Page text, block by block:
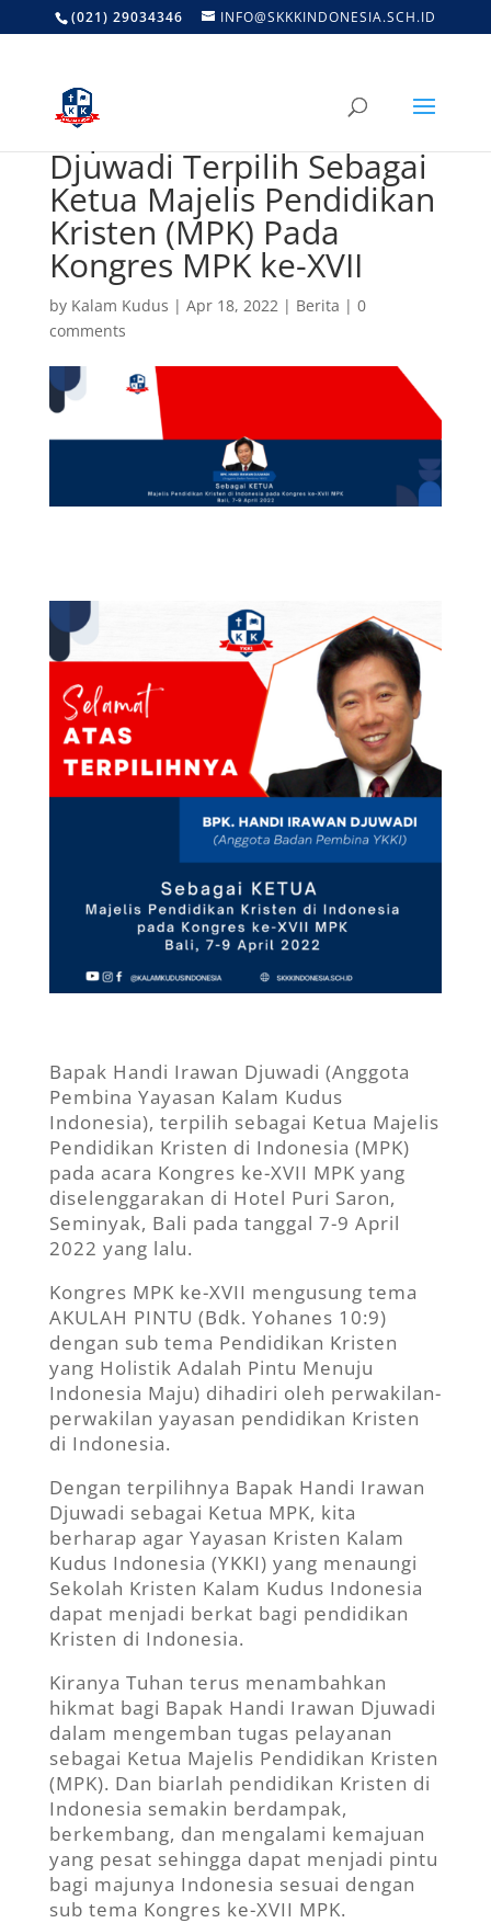
(021) 29034346 INFO@SKKKINDONESIA.SCH.ID
Bapak Handi Irawan
Djuwadi Terpilih Sebagai
Ketua Majelis Pendidikan
Kristen (MPK) Pada
Kongres MPK ke-XVII
by Kalam Kudus | Apr 18, 2022| Berita | 0
comments
Bapak Handi Irawan Djuwadi (Anggota
Pembina Yayasan Kalam Kudus
Indonesia), terpilih sebagai Ketua Majelis
Pendidikan Kristen di Indonesia (MPK)
pada acara Kongres ke-XVII MPK yang
diselenggarakan di Hotel Puri Saron,
Seminyak, Bali pada tanggal 7-9 April
2022 yang lalu.
Kongres MPK ke-XVII mengusung tema
AKULAH PINTU (Bdk. Yohanes 10:9)
dengan sub tema Pendidikan Kristen
yang Holistik Adalah Pintu Menuju
Indonesia Maju) dihadiri oleh perwakilan-
perwakilan yayasan pendidikan Kristen
di Indonesia.
Dengan terpilihnya Bapak Handi Irawan
Djuwadi sebagai Ketua MPK, kita
berharap agar Yayasan Kristen Kalam
Kudus Indonesia (YKKI) yang menaungi
Sekolah Kristen Kalam Kudus Indonesia
dapat menjadi berkat bagi pendidikan
Kristen di Indonesia.
Kiranya Tuhan terus menambahkan
hikmat bagi Bapak Handi Irawan Djuwadi
dalam mengemban tugas pelayanan
sebagai Ketua Majelis Pendidikan Kristen
(MPK). Dan biarlah pendidikan Kristen di
Indonesia semakin berdampak,
berkembang, dan mengalami kemajuan
yang pesat sehingga dapat menjadi pintu
bagi majunya Indonesia sesuai dengan
sub tema Kongres ke-XVII MPK.